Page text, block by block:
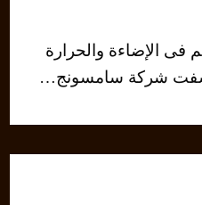
فى الإضاءة والحرارة
شركة سامسونج…